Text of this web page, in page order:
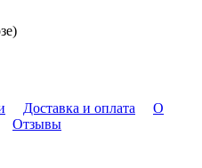
Доставка и оплата
О
Отзывы